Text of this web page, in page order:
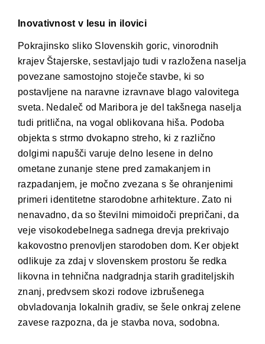
Inovativnost v lesu in ilovici
Pokrajinsko sliko Slovenskih goric, vinorodnih
krajev Štajerske, sestavljajo tudi v razložena naselja
povezane samostojno stoječe stavbe, ki so
postavljene na naravne izravnave blago valovitega
sveta. Nedaleč od Maribora je del takšnega naselja
tudi pritlična, na vogal oblikovana hiša. Podoba
objekta s strmo dvokapno streho, ki z različno
dolgimi napušči varuje delno lesene in delno
ometane zunanje stene pred zamakanjem in
razpadanjem, je močno zvezana s še ohranjenimi
primeri identitetne starodobne arhitekture. Zato ni
nenavadno, da so številni mimoidoči prepričani, da
veje visokodebelnega sadnega drevja prekrivajo
kakovostno prenovljen starodoben dom. Ker objekt
odlikuje za zdaj v slovenskem prostoru še redka
likovna in tehnična nadgradnja starih graditeljskih
znanj, predvsem skozi rodove izbrušenega
obvladovanja lokalnih gradiv, se šele onkraj zelene
zavese razpozna, da je stavba nova, sodobna.